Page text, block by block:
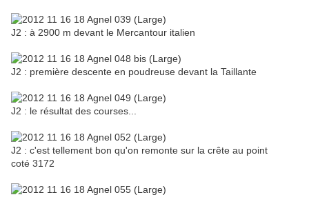
J2 : à 2900 m devant le Mercantour italien
J2 : première descente en poudreuse devant la Taillante
J2 : le résultat des courses...
J2 : c'est tellement bon qu'on remonte sur la crête au point
coté 3172